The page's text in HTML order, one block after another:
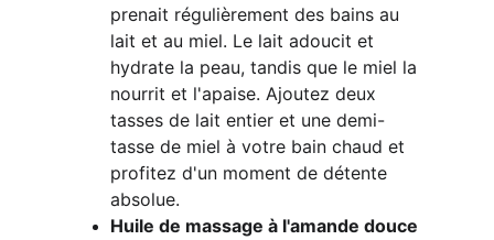
prenait régulièrement des bains au
lait et au miel. Le lait adoucit et
hydrate la peau, tandis que le miel la
nourrit et l'apaise. Ajoutez deux
tasses de lait entier et une demi-
tasse de miel à votre bain chaud et
profitez d'un moment de détente
absolue.
Huile de massage à l'amande douce